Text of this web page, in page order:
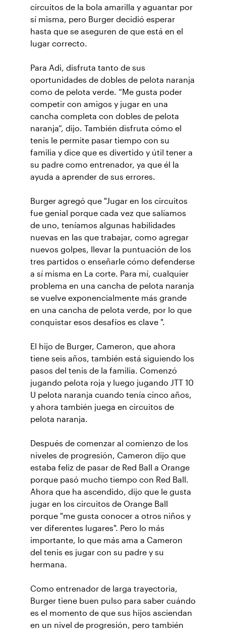
circuitos de la bola amarilla y aguantar por
sí misma, pero Burger decidió esperar
hasta que se aseguren de que está en el
lugar correcto.
Para Adi, disfruta tanto de sus
oportunidades de dobles de pelota naranja
como de pelota verde. “Me gusta poder
competir con amigos y jugar en una
cancha completa con dobles de pelota
naranja”, dijo. También disfruta cómo el
tenis le permite pasar tiempo con su
familia y dice que es divertido y útil tener a
su padre como entrenador, ya que él la
ayuda a aprender de sus errores.
Burger agregó que "Jugar en los circuitos
fue genial porque cada vez que salíamos
de uno, teníamos algunas habilidades
nuevas en las que trabajar, como agregar
nuevos golpes, llevar la puntuación de los
tres partidos o enseñarle cómo defenderse
a sí misma en La corte. Para mí, cualquier
problema en una cancha de pelota naranja
se vuelve exponencialmente más grande
en una cancha de pelota verde, por lo que
conquistar esos desafíos es clave ".
El hijo de Burger, Cameron, que ahora
tiene seis años, también está siguiendo los
pasos del tenis de la familia. Comenzó
jugando pelota roja y luego jugando JTT 10
U pelota naranja cuando tenía cinco años,
y ahora también juega en circuitos de
pelota naranja.
Después de comenzar al comienzo de los
niveles de progresión, Cameron dijo que
estaba feliz de pasar de Red Ball a Orange
porque pasó mucho tiempo con Red Ball.
Ahora que ha ascendido, dijo que le gusta
jugar en los circuitos de Orange Ball
porque "me gusta conocer a otros niños y
ver diferentes lugares". Pero lo más
importante, lo que más ama a Cameron
del tenis es jugar con su padre y su
hermana.
Como entrenador de larga trayectoria,
Burger tiene buen pulso para saber cuándo
es el momento de que sus hijos asciendan
en un nivel de progresión, pero también